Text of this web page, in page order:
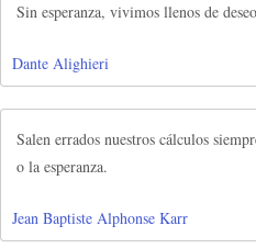
Sin esperanza, vivimos llenos de
Dante Alighieri
Salen errados nuestros cálculos
o la esperanza.
Jean Baptiste Alphonse Karr